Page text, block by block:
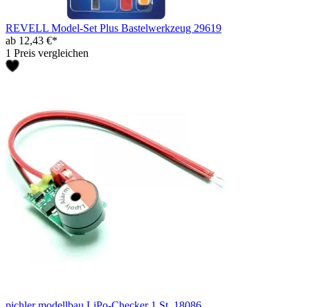
REVELL Model-Set Plus Bastelwerkzeug 29619
ab 12,43 €*
1 Preis vergleichen